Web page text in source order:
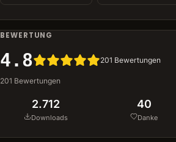
BEWERTUNG
4.8 201 Bewertungen
201 Bewertungen
2.712
Downloads
40
Danke